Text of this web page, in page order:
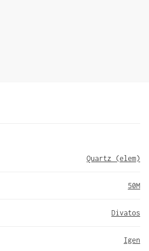
Quartz (elem)
50M
Divatos
Igen